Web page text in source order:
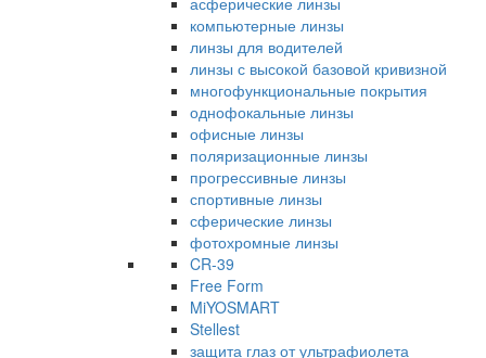
компьютерные линзы
линзы для водителей
линзы с высокой базовой кривизной
многофункциональные покрытия
однофокальные линзы
офисные линзы
поляризационные линзы
прогрессивные линзы
спортивные линзы
сферические линзы
фотохромные линзы
CR-39
Free Form
MiYOSMART
Stellest
защита глаз от ультрафиолета